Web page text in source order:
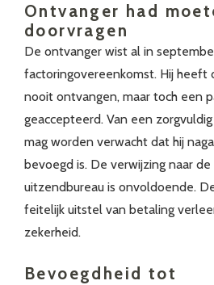
Ontvanger had
doorvragen
De ontvanger wist al in
factoringovereenkomst. Hij heeft
nooit ontvangen, maar toch een
geaccepteerd. Van een
mag worden verwacht dat hij
bevoegd is. De verwijzing naar
uitzendbureau is onvoldoende.
feitelijk uitstel van betaling
zekerheid.
Bevoegdheid tot